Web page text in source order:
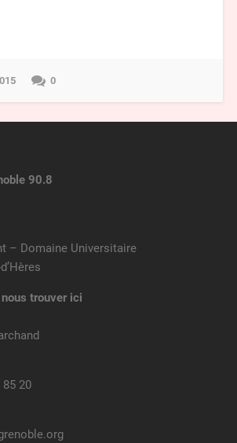
0
90.8
– Domaine Universitaire
trouver ici
20